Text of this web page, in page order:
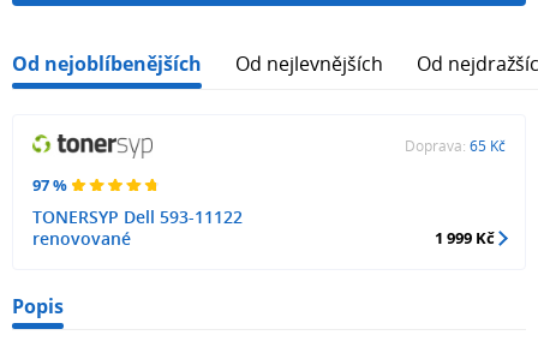
Od nejoblíbenějších Od nejlevnějších Od
97 %
TONERSYP Dell 593-11122
renovované
Doprava: 65 Kč
1 999 Kč
Popis